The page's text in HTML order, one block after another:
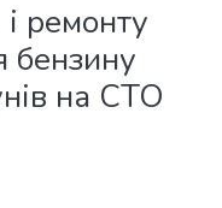
ремонту
бензину
на СТО